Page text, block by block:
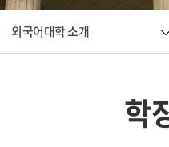
외국어대학 소개
학